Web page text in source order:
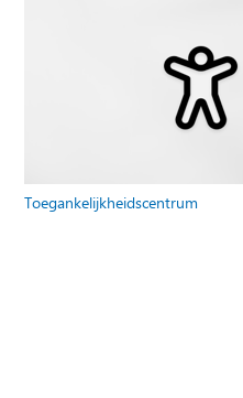
Toegankelijkheidscentrum